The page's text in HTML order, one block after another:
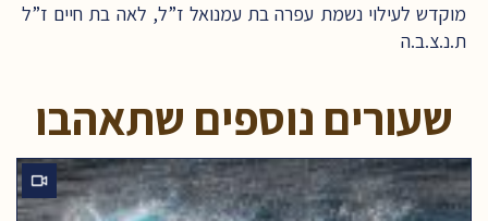
מוקדש לעילוי נשמת עפרה בת עמנואל ז”ל, לאה בת חיים ז”ל
ת.נ.צ.ב.ה
שעורים נוספים שתאהבו